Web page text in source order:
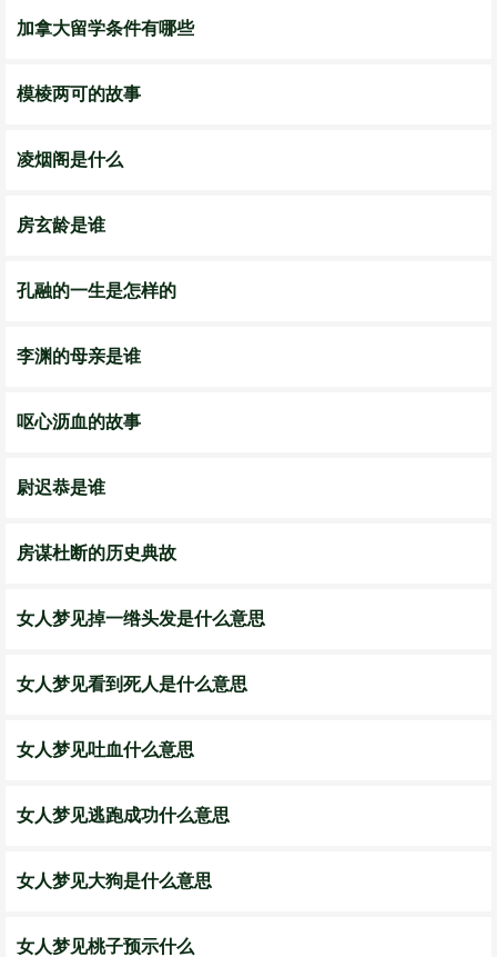
加拿大留学条件有哪些
模棱两可的故事
凌烟阁是什么
房玄龄是谁
孔融的一生是怎样的
李渊的母亲是谁
呕心沥血的故事
尉迟恭是谁
房谋杜断的历史典故
女人梦见掉一绺头发是什么意思
女人梦见看到死人是什么意思
女人梦见吐血什么意思
女人梦见逃跑成功什么意思
女人梦见大狗是什么意思
女人梦见桃子预示什么